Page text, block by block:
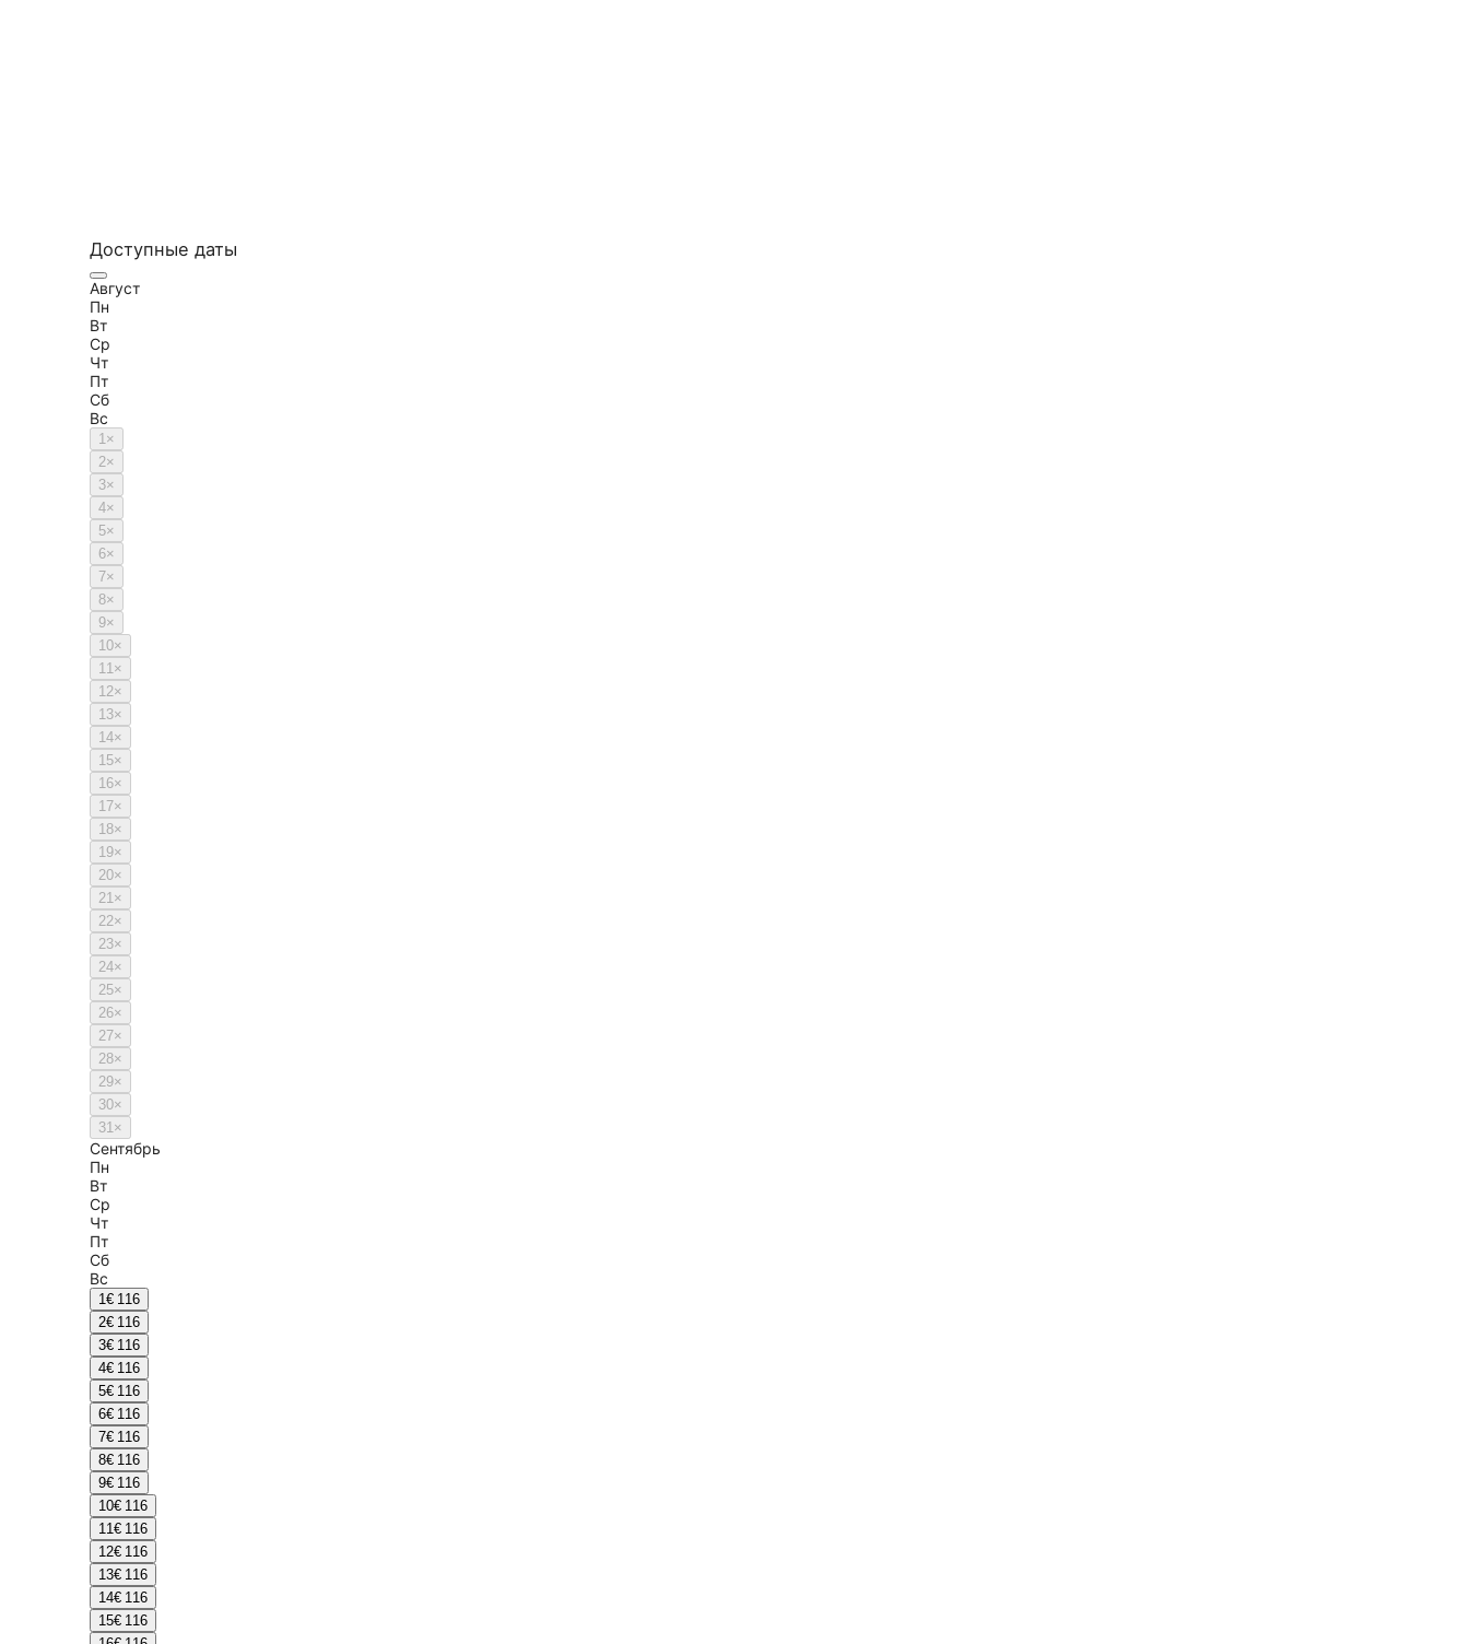
Доступные даты
Август
Пн
Вт
Ср
Чт
Пт
Сб
Вс
1×
2×
3×
4×
5×
6×
7×
8×
9×
10×
11×
12×
13×
14×
15×
16×
17×
18×
19×
20×
21×
22×
23×
24×
25×
26×
27×
28×
29×
30×
31×
Сентябрь
Пн
Вт
Ср
Чт
Пт
Сб
Вс
1€ 116
2€ 116
3€ 116
4€ 116
5€ 116
6€ 116
7€ 116
8€ 116
9€ 116
10€ 116
11€ 116
12€ 116
13€ 116
14€ 116
15€ 116